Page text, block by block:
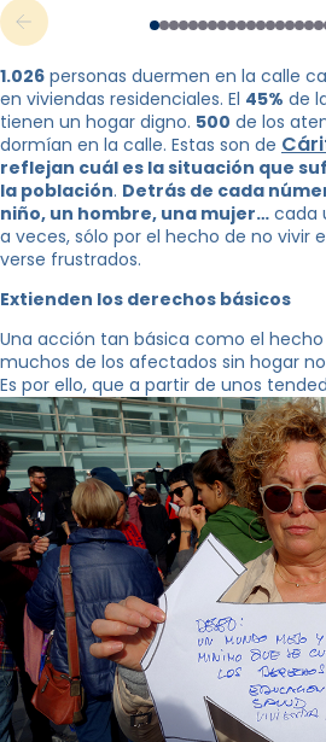
1.026 personas duermen en la calle
en viviendas residenciales. El 45% de
tienen un hogar digno. 500 de los
dormían en la calle. Estas son de
reflejan cuál es la situación que
la población. Detrás de cada
niño, un hombre, una mujer… cada
a veces, sólo por el hecho de no vivir
verse frustrados.
Extienden los derechos básicos
Una acción tan básica como el
muchos de los afectados sin hogar
Es por ello, que a partir de unos